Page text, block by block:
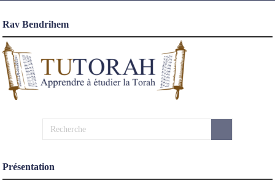
Rav Bendrihem
Présentation